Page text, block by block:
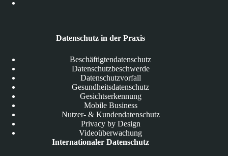
Datenschutz in der Praxis
Beschäftigtendatenschutz
Datenschutzbeschwerde
Datenschutzvorfall
Gesundheitsdatenschutz
Gesichtserkennung
Mobile Business
Nutzer- & Kundendatenschutz
Privacy by Design
Videoüberwachung
Internationaler Datenschutz